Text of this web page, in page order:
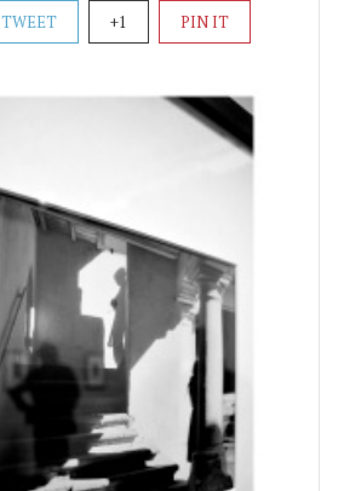
TWEET +1 PIN IT